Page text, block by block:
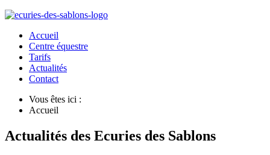
Accueil
Centre équestre
Tarifs
Actualités
Contact
Vous êtes ici :
Accueil
Actualités des Ecuries des Sablons